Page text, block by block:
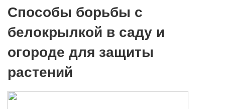
Способы борьбы с
белокрылкой в саду и
огороде для защиты
растений